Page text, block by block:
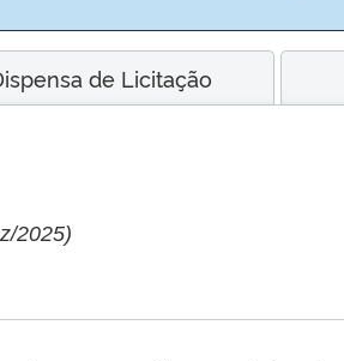
de Licitação
2025)